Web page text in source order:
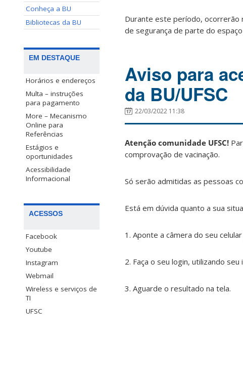
Conheça a BU
Bibliotecas da BU
EM DESTAQUE
Horários e endereços
Multa – instruções
para pagamento
More – Mecanismo
Online para
Referências
Estágios e
oportunidades
Acessibilidade
Informacional
ACESSOS
Facebook
Youtube
Instagram
Webmail
Wireless e serviços de
TI
UFSC
Durante este período, ocorrerão
de segurança de parte do
Aviso para
da BU/UFSC
22/03/2022 11:38
Atenção comunidade UFSC!
comprovação de vacinação.
Só serão admitidas as pessoas
Está em dúvida quanto a sua
1. Aponte a câmera do seu
2. Faça o seu login, utilizando seu
3. Aguarde o resultado na tela.